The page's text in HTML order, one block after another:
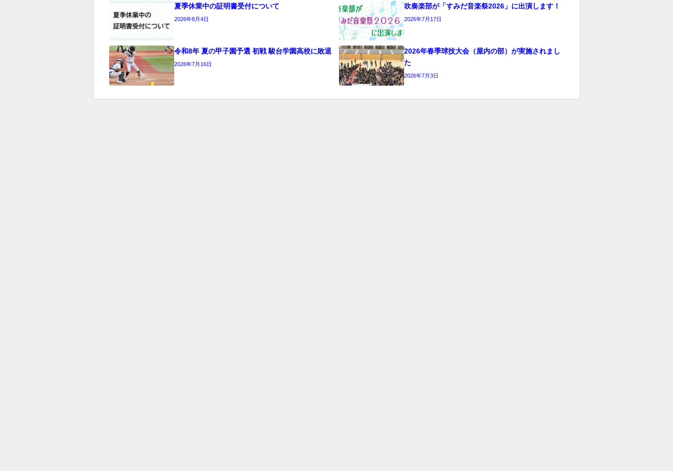
夏季休業中の証明書受付について
2026年8月4日
吹奏楽部が「すみだ音楽祭2026」に出演します！
2026年7月17日
令和8年 夏の甲子園予選 初戦 駿台学園高校に敗退
2026年7月16日
2026年春季球技大会（屋内の部）が実施されまし
た
2026年7月3日